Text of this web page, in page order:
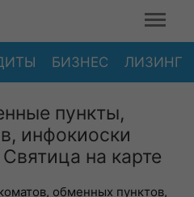
БИЗНЕС ЛИЗИНГ
пункты,
инфокиоски
на карте
обменных пунктов,